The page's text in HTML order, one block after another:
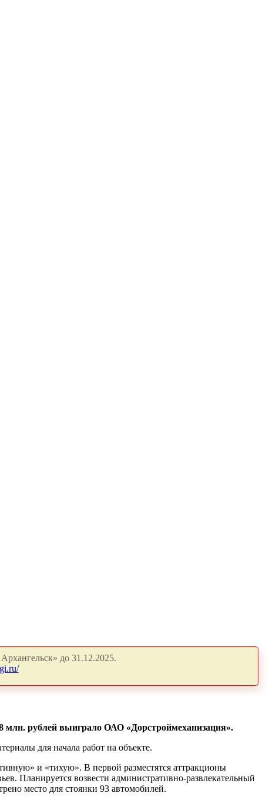
до 31.12.2025.
млн. рублей выиграло ОАО «Дорстроймеханизация».
для начала работ на объекте.
и «тихую». В первой разместятся аттракционы
Планируется возвести административно-развлекательный
место для стоянки 93 автомобилей.